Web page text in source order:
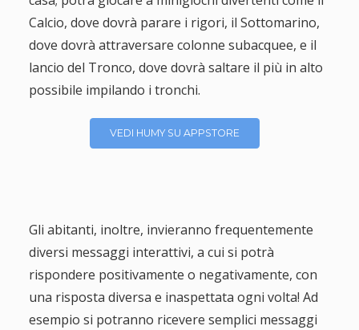
Calcio, dove dovrà parare i rigori, il Sottomarino,
dove dovrà attraversare colonne subacquee, e il
lancio del Tronco, dove dovrà saltare il più in alto
possibile impilando i tronchi.
VEDI HUMY SU APPSTORE
Gli abitanti, inoltre, invieranno frequentemente
diversi messaggi interattivi, a cui si potrà
rispondere positivamente o negativamente, con
una risposta diversa e inaspettata ogni volta! Ad
esempio si potranno ricevere semplici messaggi